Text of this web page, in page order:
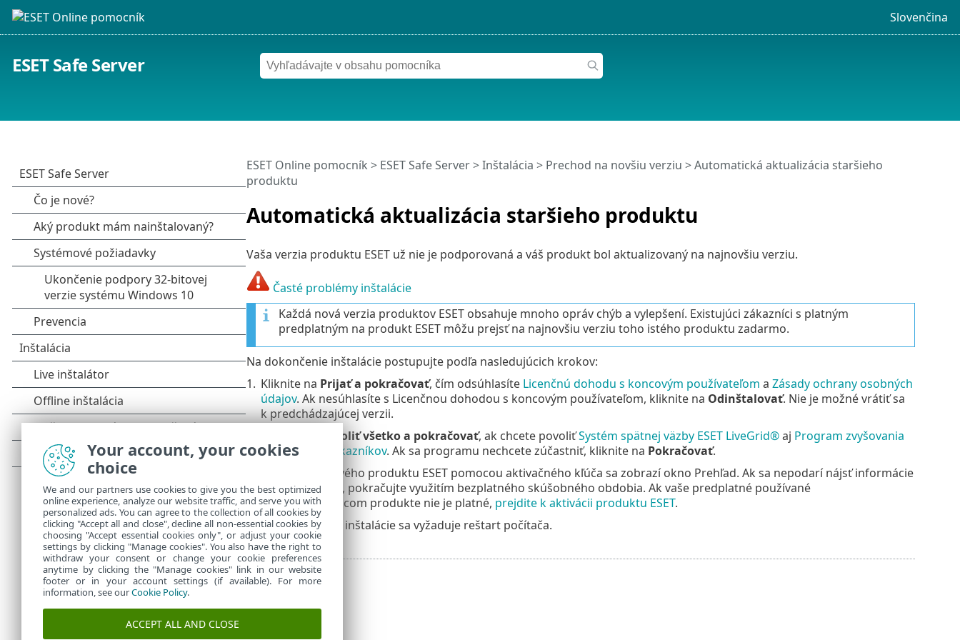
Slovenčina
ESET Safe Server
Automatická aktualizácia staršieho produktu
ESET Online pomocník > ESET Safe Server>Inštalácia > Prechod na novšiu verziu > Automatická aktualizácia staršieho
produktu
Vaša verzia produktu ESET už nie je podporovaná a váš produkt bol aktualizovaný na najnovšiu verziu.
Časté problémy inštalácie
Každá nová verzia produktov ESET obsahuje mnoho opráv chýb a vylepšení. Existujúci zákazníci s platným
predplatným na produkt ESET môžu prejsť na najnovšiu verziu toho istého produktu zadarmo.
Na dokončenie inštalácie postupujte podľa nasledujúcich krokov:
1. Kliknite na Prijať a pokračovať, čím odsúhlasíte Licenčnú dohodu s koncovým používateľom a Zásady ochrany osobných
údajov. Ak nesúhlasíte s Licenčnou dohodou s koncovým používateľom, kliknite na Odinštalovať. Nie je možné vrátiť sa
k predchádzajúcej verzii.
Povoliť všetko a pokračovať, ak chcete povoliťSystém spätnej väzby ESET LiveGrid®aj Program zvyšovania
spokojnosti zákazníkov. Ak sa programu nechcete zúčastniť, kliknite na Pokračovať.
Po aktivácii nového produktu ESET pomocou aktivačného kľúča sa zobrazí okno Prehľad. Ak sa nepodarí nájsť informácie
o predplatnom, pokračujte využitím bezplatného skúšobného obdobia. Ak vaše predplatné používané
v predchádzajúcom produkte nie je platné, prejdite k aktivácii produktu ESET.
4. Na dokončenie inštalácie sa vyžaduje reštart počítača.
Your account, your cookies
choice
We and our partners use cookies to give you the best optimized
online experience, analyze our website traffic, and serve you with
personalized ads. You can agree to the collection of all cookies by
clicking "Accept all and close", decline all non-essential cookies by
choosing "Accept essential cookies only", or adjust your cookie
settings by clicking "Manage cookies". You also have the right to
withdraw your consent or change your cookie preferences
anytime by clicking the "Manage cookies" link in our website
footer or in your account settings (if available). For more
information, see ourCookie Policy.
ACCEPT ALL AND CLOSE